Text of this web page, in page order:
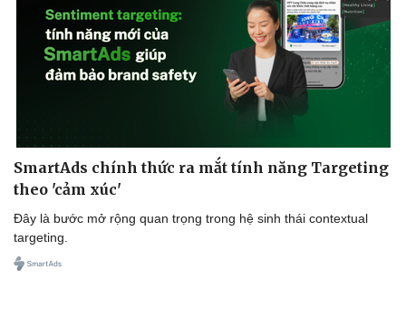
SmartAds chính thức ra mắt tính năng Targeting
theo 'cảm xúc'
Đây là bước mở rộng quan trọng trong hệ sinh thái contextual
targeting.